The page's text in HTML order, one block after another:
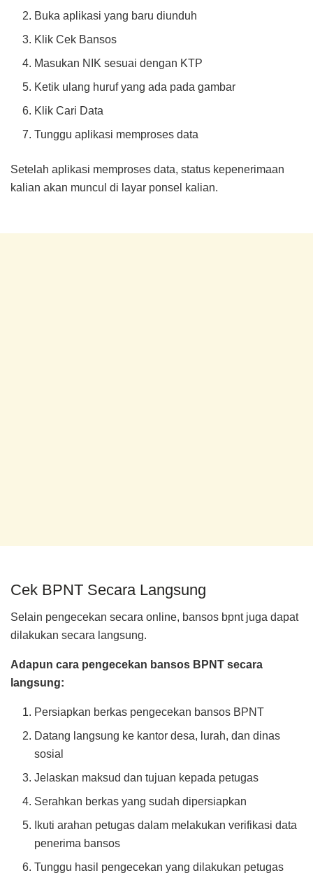
Buka aplikasi yang baru diunduh
Klik Cek Bansos
Masukan NIK sesuai dengan KTP
Ketik ulang huruf yang ada pada gambar
Klik Cari Data
Tunggu aplikasi memproses data
Setelah aplikasi memproses data, status kepenerimaan
kalian akan muncul di layar ponsel kalian.
Cek BPNT Secara Langsung
Selain pengecekan secara online, bansos bpnt juga dapat
dilakukan secara langsung.
Adapun cara pengecekan bansos BPNT secara
langsung:
Persiapkan berkas pengecekan bansos BPNT
Datang langsung ke kantor desa, lurah, dan dinas
sosial
Jelaskan maksud dan tujuan kepada petugas
Serahkan berkas yang sudah dipersiapkan
Ikuti arahan petugas dalam melakukan verifikasi data
penerima bansos
Tunggu hasil pengecekan yang dilakukan petugas